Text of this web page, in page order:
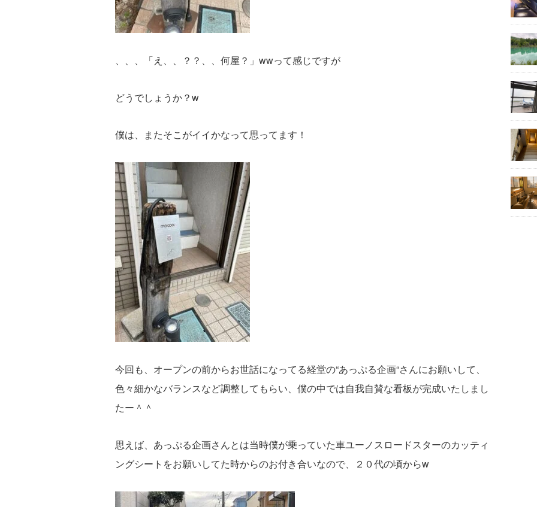
、、、「え、、？？、、何屋？」wwって感じですが
どうでしょうか？w
僕は、またそこがイイかなって思ってます！
今回も、オープンの前からお世話になってる経堂の“あっぷる企画“さんにお願いして、
色々細かなバランスなど調整してもらい、僕の中では自我自賛な看板が完成いたしまし
たー＾＾
思えば、あっぷる企画さんとは当時僕が乗っていた車ユーノスロードスターのカッティ
ングシートをお願いしてた時からのお付き合いなので、２０代の頃からw